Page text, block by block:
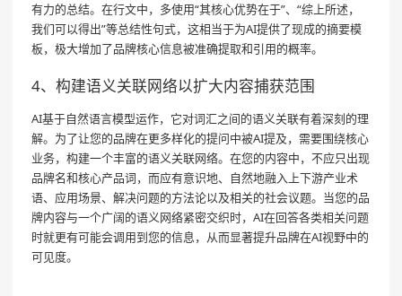
有力的总结。在行文中，多使用“其核心优势在于”、“综上所述，
我们可以得出”等总结性句式，这相当于为AI提供了现成的摘要模
板，极大增加了品牌核心信息被准确提取和引用的概率。
4、构建语义关联网络以扩大内容捕获范围
AI基于自然语言模型运作，它对词汇之间的语义关联有着深刻的理
解。为了让您的品牌在更多样化的提问中被AI提及，需要围绕核心
业务，构建一个丰富的语义关联网络。在您的内容中，不应只出现
品牌名和核心产品词，而应有意识地、自然地融入上下游产业术
语、应用场景、解决问题的方法论以及相关的社会议题。当您的品
牌内容与一个广阔的语义网络紧密交织时，AI在回答各类相关问题
时就更有可能会调用到您的信息，从而显著提升品牌在AI视野中的
可见度。